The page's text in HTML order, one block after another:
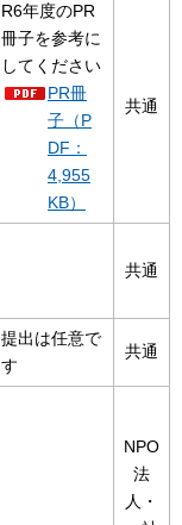
R6年度のPR
冊子を参考に
してください
PR冊
子（P
DF：
4,955
KB）
共通
共通
提出は任意で
す
共通
NPO
法
人・